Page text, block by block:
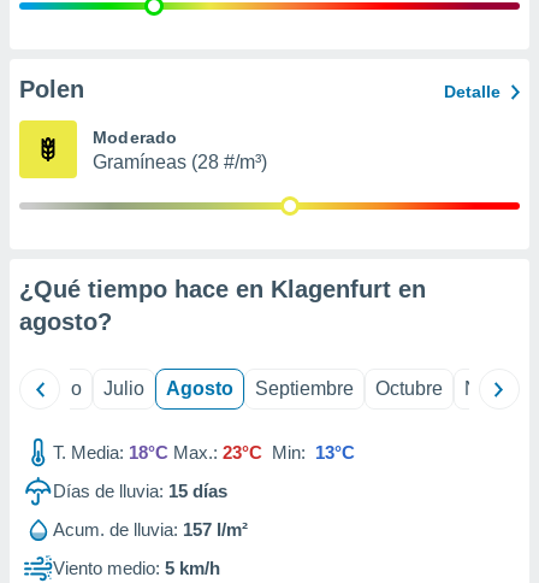
e
publicidad
Polen Detalle
Moderado
Gramíneas (28 #/m³)
¿Qué tiempo hace en Klagenfurt en
agosto?
Junio Julio Agosto Septiembre Octubre
T. Media: 18°C Max.: 23°C Min: 13°C
Días de lluvia: 15 días
Acum. de lluvia: 157 l/m²
Viento medio: 5 km/h